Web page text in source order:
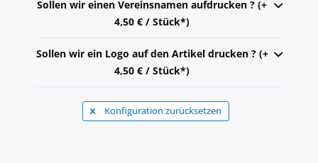
Sollen wir einen Vereinsnamen aufdrucken ? (+
4,50 € / Stück*)
Sollen wir ein Logo auf den Artikel drucken ? (+
4,50 € / Stück*)
Konfiguration zurücksetzen